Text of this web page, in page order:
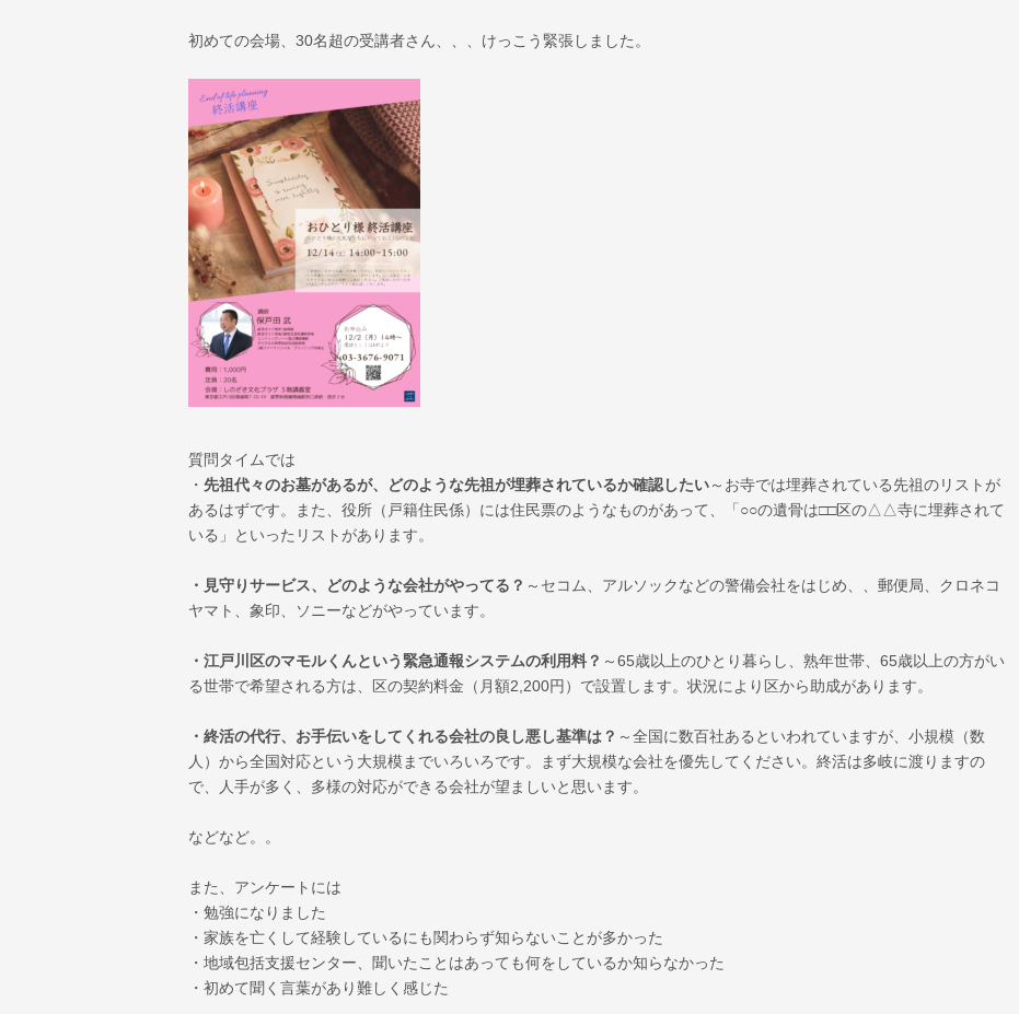
初めての会場、30名超の受講者さん、、、けっこう緊張しました。
質問タイムでは
・ 先祖代々のお墓があるが、どのような先祖が埋葬されているか確認したい～お寺では埋葬されている先祖のリストが
あるはずです。また、役所（戸籍住民係）には住民票のようなものがあって、「○○の遺骨は□□区の△△寺に埋葬されて
いる」といったリストがあります。
・見守りサービス、どのような会社がやってる？ ～セコム、アルソックなどの警備会社をはじめ、、郵便局、クロネコ
ヤマト、象印、ソニーなどがやっています。
・江戸川区のマモルくんという緊急通報システムの利用料？ ～65歳以上のひとり暮らし、熟年世帯、65歳以上の方がい
る世帯で希望される方は、区の契約料金（月額2,200円）で設置します。状況により区から助成があります。
・終活の代行、お手伝いをしてくれる会社の良し悪し基準は？ ～全国に数百社あるといわれていますが、小規模（数
人）から全国対応という大規模までいろいろです。まず大規模な会社を優先してください。終活は多岐に渡りますの
で、人手が多く、多様の対応ができる会社が望ましいと思います。
などなど。。
また、アンケートには
・勉強になりました
・家族を亡くして経験しているにも関わらず知らないことが多かった
・地域包括支援センター、聞いたことはあっても何をしているか知らなかった
・初めて聞く言葉があり難しく感じた